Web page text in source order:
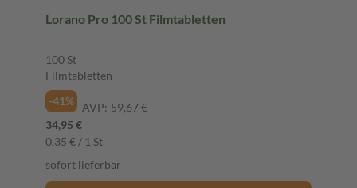
Lorano Pro 100 St Filmtabletten
100 St
Filmtabletten
-41%
AVP: 59,67 €
34,95 €
0,35 € / 1 St
sofort lieferbar